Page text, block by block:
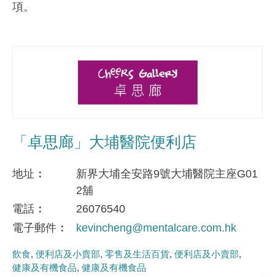
項。
「卓思廊」大埔醫院便利店
地址
新界大埔全安路9號大埔醫院主座G01
2舖
電話
26076540
電子郵件
kevincheng@mentalcare.com.hk
飲食 便利店及小賣部 零售及生活百貨 便利店及小賣部
健康及有機食品 健康及有機食品